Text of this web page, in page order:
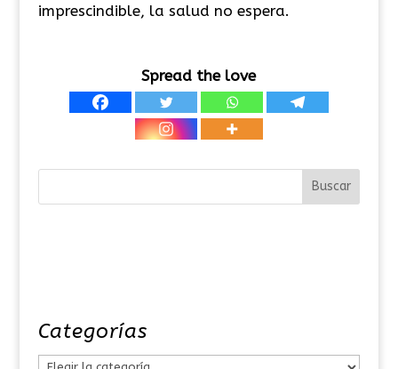
imprescindible, la salud no espera.
Spread the love
Categorías